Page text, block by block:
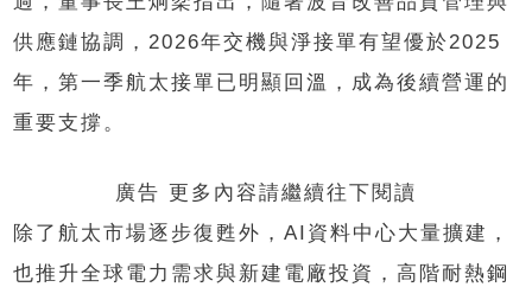
供應鏈協調，2026年交機與淨接單有望優於2025
年，第一季航太接單已明顯回溫，成為後續營運的
重要支撐。
廣告 更多內容請繼續往下閱讀
除了航太市場逐步復甦外，AI資料中心大量擴建，
也推升全球電力需求與新建電廠投資，高階耐熱鋼